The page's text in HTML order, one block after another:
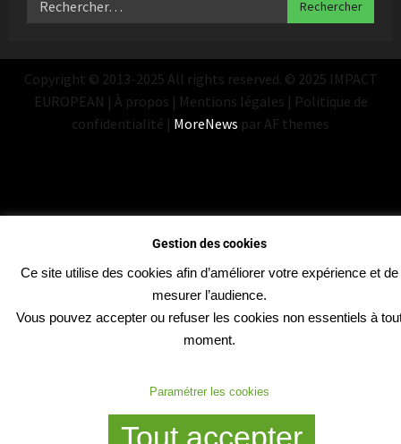
Copyright © 2013-2025 All rights reserved. © 2025 IMPACT
EUROPEAN | À propos | Mentions légales | Politique de
confidentialité | MoreNews par AF themes
Gestion des cookies
Ce site utilise des cookies afin d’améliorer votre expérience et de
mesurer l’audience.
Vous pouvez accepter ou refuser les cookies non essentiels à
moment.
Paramétrer les cookies
Tout accepter